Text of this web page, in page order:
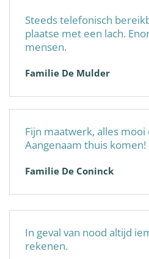
Steeds telefonisch
plaatse met een lach.
mensen.
Familie De Mulder
Fijn maatwerk, alles mooi
Aangenaam thuis komen!
Familie De Coninck
In geval van nood altijd
rekenen.